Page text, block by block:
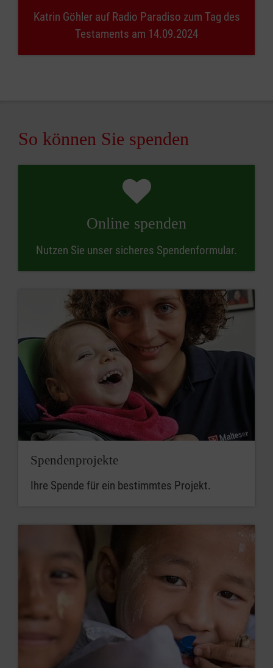
Katrin Göhler auf Radio Paradiso zum Tag des
Testaments am 14.09.2024
So können Sie spenden
Online spenden
Nutzen Sie unser sicheres Spendenformular.
Spendenprojekte
Ihre Spende für ein bestimmtes Projekt.